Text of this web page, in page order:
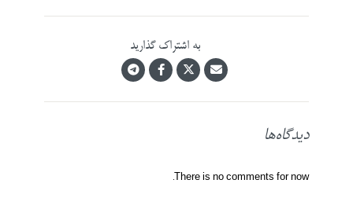
به اشتراک گذارید
دیدگاه‌ها
There is no comments for now.